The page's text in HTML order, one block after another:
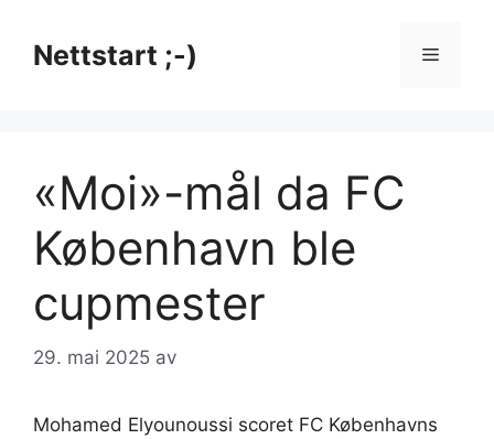
innholdNettstart ;-) Meny
«Moi»-mål da FC
København ble
cupmester
29. mai 2025 av
Mohamed Elyounoussi scoret FC Københavns